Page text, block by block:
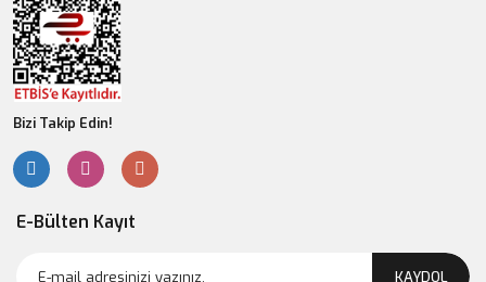
Bizi Takip Edin!
E-Bülten Kayıt
KAYDOL